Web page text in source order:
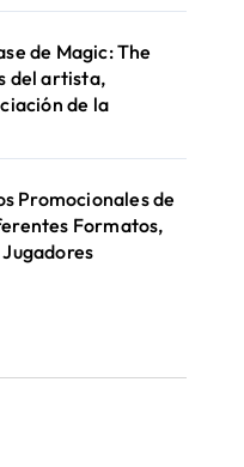
de Magic: The
del artista,
de la
Promocionales de
Formatos,